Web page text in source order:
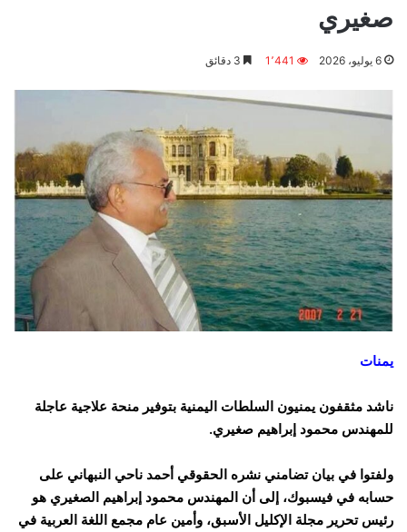
صغيري
6 يوليو، 2026 1٬441
يمنات
ناشد مثقفون يمنيون السلطات اليمنية بتوفير منحة علاجية عاجلة
للمهندس محمود إبراهيم صغيري.
ولفتوا في بيان تضامني نشره الحقوقي أحمد ناحي النبهاني على
حسابه في فيسبوك، إلى أن المهندس محمود إبراهيم الصغيري هو
رئيس تحرير مجلة الإكليل الأسبق، وأمين عام مجمع اللغة العربية في